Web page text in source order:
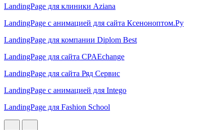
LandingPage для клиники Aziana
LandingPage с анимацией для сайта Ксеноноптом.Ру
LandingPage для компании Diplom Best
LandingPage для сайта CPAEchange
LandingPage для сайта Ряд Сервис
LandingPage с анимацией для Intego
LandingPage для Fashion School